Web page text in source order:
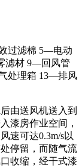
过滤棉 5—电动
滤材 9—回风管
处理箱 13—排风
由送风机送入到
漆房作业空间，
速可达0.3m/s以
停留，而随气流
收缩，经干式漆